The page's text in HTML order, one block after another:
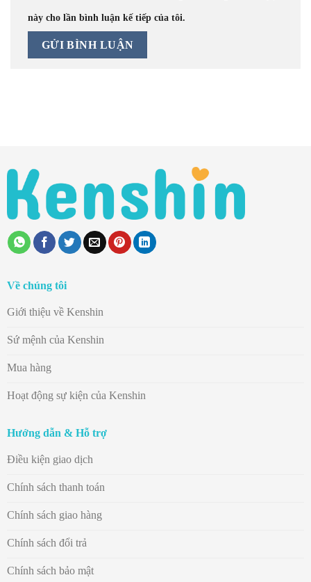
này cho lần bình luận kế tiếp của tôi.
Về chúng tôi
Giới thiệu về Kenshin
Sứ mệnh của Kenshin
Mua hàng
Hoạt động sự kiện của Kenshin
Hướng dẫn & Hỗ trợ
Điều kiện giao dịch
Chính sách thanh toán
Chính sách giao hàng
Chính sách đổi trả
Chính sách bảo mật